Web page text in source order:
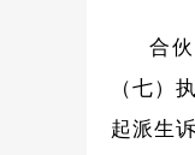
合
（七）
起派生